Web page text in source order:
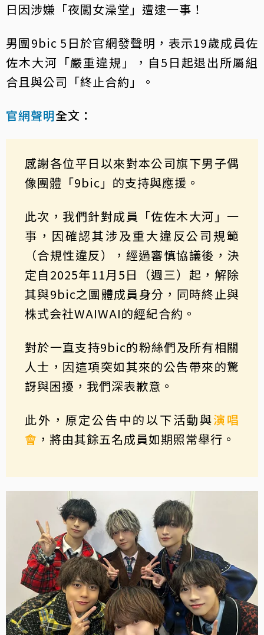
日因涉嫌「夜闖女澡堂」遭逮一事！
男團9bic 5日於官網發聲明，表示19歲成員佐
佐木大河「嚴重違規」，自5日起退出所屬組
合且與公司「終止合約」。
官網聲明全文：
感謝各位平日以來對本公司旗下男子偶
像團體「9bic」的支持與應援。
此次，我們針對成員「佐佐木大河」一
事，因確認其涉及重大違反公司規範
（合規性違反），經過審慎協議後，決
定自2025年11月5日（週三）起，解除
其與9bic之團體成員身分，同時終止與
株式会社WAIWAI的經紀合約。
對於一直支持9bic的粉絲們及所有相關
人士，因這項突如其來的公告帶來的驚
訝與困擾，我們深表歉意。
此外，原定公告中的以下活動與演唱
會 ，將由其餘五名成員如期照常舉行。